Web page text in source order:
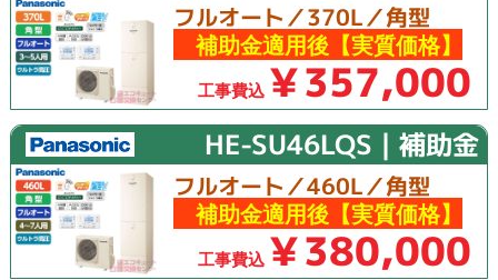
フルオート／370L／角型
補助金適用後【実質価格】
工事費込 ￥357,000
HE-SU46LQS｜補助金
フルオート／460L／角型
補助金適用後【実質価格】
工事費込 ￥380,000